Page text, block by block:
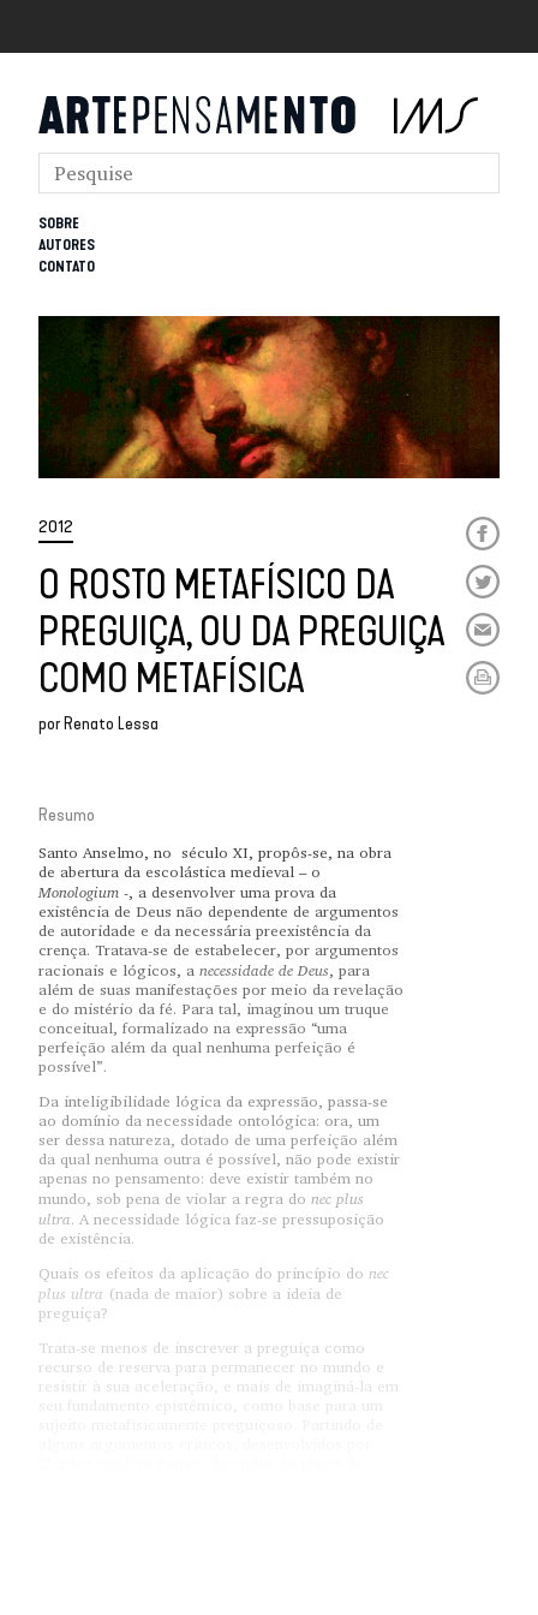
SOBRE
AUTORES
CONTATO
2012
O ROSTO METAFÍSICO DA
PREGUIÇA, OU DA PREGUIÇA
COMO METAFÍSICA
porRenato Lessa
Resumo
Santo Anselmo, no século XI, propôs-se, na obra
de abertura da escolástica medieval – o
Monologium -, a desenvolver uma prova da
existência de Deus não dependente de argumentos
de autoridade e da necessária preexistência da
crença. Tratava-se de estabelecer, por argumentos
racionais e lógicos, a necessidade de Deus , para
além de suas manifestações por meio da revelação
e do mistério da fé. Para tal, imaginou um truque
conceitual, formalizado na expressão “uma
perfeição além da qual nenhuma perfeição é
possível”.
Da inteligibilidade lógica da expressão, passa-se
ao domínio da necessidade ontológica: ora, um
ser dessa natureza, dotado de uma perfeição além
da qual nenhuma outra é possível, não pode existir
apenas no pensamento: deve existir também no
mundo, sob pena de violar a regra do nec plus
ultra. A necessidade lógica faz-se pressuposição
de existência.
Quais os efeitos da aplicação do princípio do nec
plus ultra (nada de maior) sobre a ideia de
preguiça?
Trata-se menos de inscrever a preguiça como
recurso de reserva para permanecer no mundo e
resistir à sua aceleração, e mais de imaginá-la em